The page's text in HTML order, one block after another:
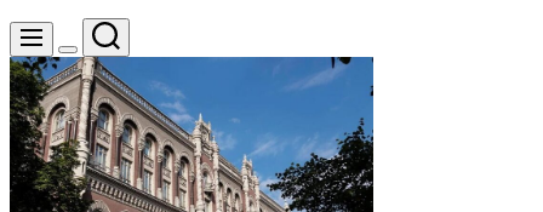
Меню
Перемикач
кольорового
режиму
Пошук